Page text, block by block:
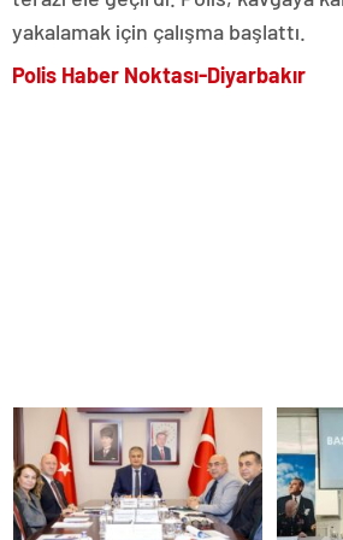
yakalamak için çalışma başlattı.
Polis Haber Noktası-Diyarbakır